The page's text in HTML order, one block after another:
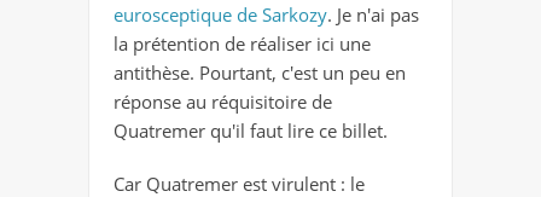
eurosceptique de Sarkozy. Je n'ai pas
la prétention de réaliser ici une
antithèse. Pourtant, c'est un peu en
réponse au réquisitoire de
Quatremer qu'il faut lire ce billet.
Car Quatremer est virulent : le